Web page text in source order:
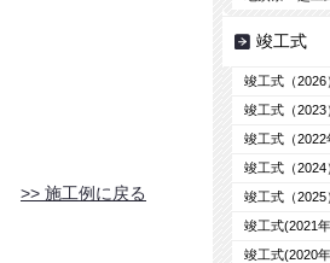
>> 施工例に戻る
竣工式
竣工式（2026
竣工式（2023
竣工式（2022
竣工式（2024
竣工式（2025
竣工式(2021
竣工式(2020